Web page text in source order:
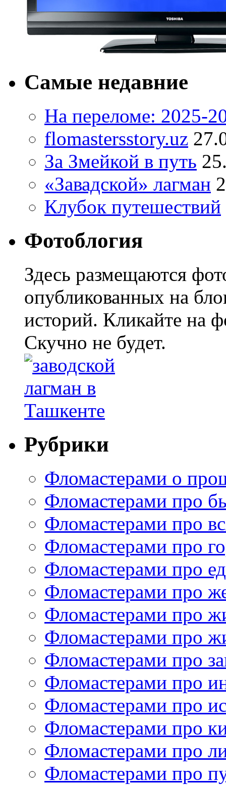
Самые недавние
На переломе: 2025-
flomastersstory.uz
За Змейкой в путь
«Завадской» лагман
Клубок путешествий
Фотоблогия
Здесь размещаются
опубликованных на
историй. Кликайте на
Скучно не будет.
Рубрики
Фломастерами о
Фломастерами про
Фломастерами про
Фломастерами про
Фломастерами про
Фломастерами про
Фломастерами про
Фломастерами про
Фломастерами про
Фломастерами про
Фломастерами про
Фломастерами про
Фломастерами про
Фломастерами про